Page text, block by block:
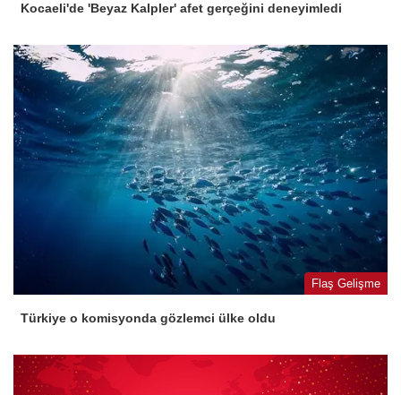
Kocaeli'de 'Beyaz Kalpler' afet gerçeğini deneyimledi
Flaş Gelişme
Türkiye o komisyonda gözlemci ülke oldu